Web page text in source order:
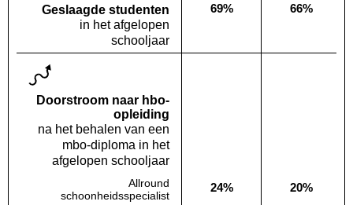
Geslaagde studenten
in het afgelopen
schooljaar
Deze opleiding:
69% Landelijk
66%
Doorstroom naar hbo-
opleiding
na het behalen van een
mbo-diploma in het
afgelopen schooljaar
Allround
schoonheidsspecialist
Deze opleiding:
24% Landelijk
20%